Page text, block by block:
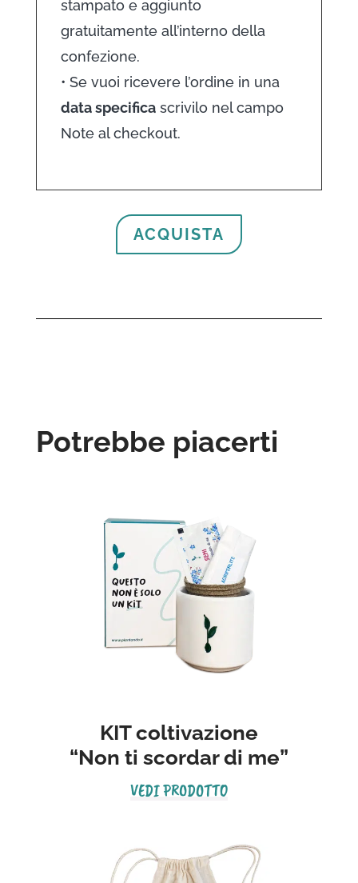
stampato e aggiunto
gratuitamente all’interno della
confezione.
• Se vuoi ricevere l’ordine in una
data specificascrivilo nel campo
Note al checkout.
ACQUISTA
Potrebbe piacerti
KIT coltivazione
“Non ti scordar di me”
VEDI PRODOTTO